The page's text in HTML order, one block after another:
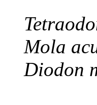
Mola
Diodon